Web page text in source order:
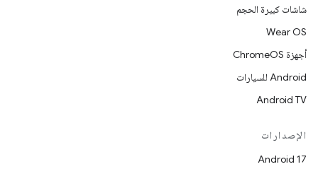
شاشات كبيرة الحجم
Wear OS
أجهزة ChromeOS
Android للسيارات
Android TV
الإصدارات
Android 17